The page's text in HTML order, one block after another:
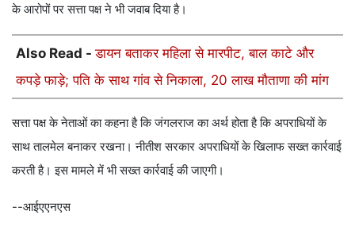
के आरोपों पर सत्ता पक्ष ने भी जवाब दिया है।
Also Read -डायन बताकर महिला से मारपीट, बाल काटे और
कपड़े फाड़े; पति के साथ गांव से निकाला, 20 लाख मौताणा की मांग
सत्ता पक्ष के नेताओं का कहना है कि जंगलराज का अर्थ होता है कि अपराधियों के
साथ तालमेल बनाकर रखना। नीतीश सरकार अपराधियों के खिलाफ सख्त कार्रवाई
करती है। इस मामले में भी सख्त कार्रवाई की जाएगी।
--आईएएनएस